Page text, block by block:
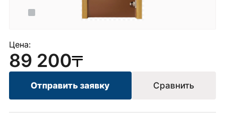
Цена:
89 200
Отправить заявку Сравнить